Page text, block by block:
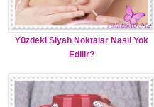
Yüzdeki Siyah Noktalar Nasıl Yok
Edilir?